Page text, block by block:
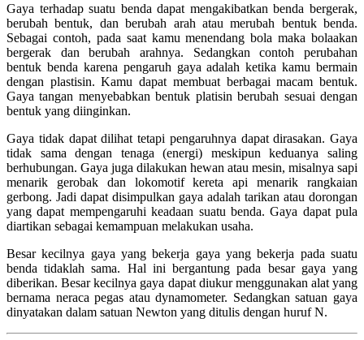
Gaya terhadap suatu benda dapat mengakibatkan benda bergerak,
berubah bentuk, dan berubah arah atau merubah bentuk benda.
Sebagai contoh, pada saat kamu menendang bola maka bolaakan
bergerak dan berubah arahnya. Sedangkan contoh perubahan
bentuk benda karena pengaruh gaya adalah ketika kamu bermain
dengan plastisin. Kamu dapat membuat berbagai macam bentuk.
Gaya tangan menyebabkan bentuk platisin berubah sesuai dengan
bentuk yang diinginkan.
Gaya tidak dapat dilihat tetapi pengaruhnya dapat dirasakan. Gaya
tidak sama dengan tenaga (energi) meskipun keduanya saling
berhubungan. Gaya juga dilakukan hewan atau mesin, misalnya sapi
menarik gerobak dan lokomotif kereta api menarik rangkaian
gerbong. Jadi dapat disimpulkan gaya adalah tarikan atau dorongan
yang dapat mempengaruhi keadaan suatu benda. Gaya dapat pula
diartikan sebagai kemampuan melakukan usaha.
Besar kecilnya gaya yang bekerja gaya yang bekerja pada suatu
benda tidaklah sama. Hal ini bergantung pada besar gaya yang
diberikan. Besar kecilnya gaya dapat diukur menggunakan alat yang
bernama neraca pegas atau dynamometer. Sedangkan satuan gaya
dinyatakan dalam satuan Newton yang ditulis dengan huruf N.